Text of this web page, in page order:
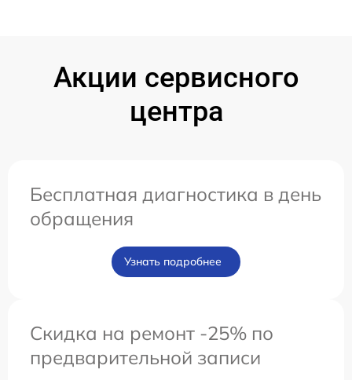
Акции сервисного
центра
Бесплатная диагностика в день
обращения
Узнать подробнее
Скидка на ремонт -25% по
предварительной записи